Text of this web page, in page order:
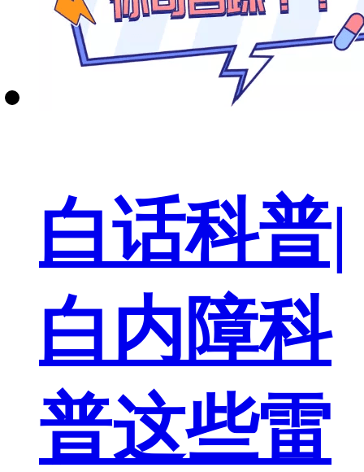
白话科普|
白内障科
普这些雷